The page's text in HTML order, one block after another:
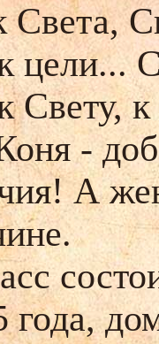
Света,
цели...
Свету,
-
А
года,